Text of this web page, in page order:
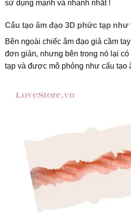
sử dụng mạnh và nhanh nhất !
Cấu tạo âm đạo 3D phức tạp như
Bên ngoài chiếc âm đạo giả cầm
đơn giản, nhưng bên trong nó lại
tạp và được mô phỏng như cấu tạo